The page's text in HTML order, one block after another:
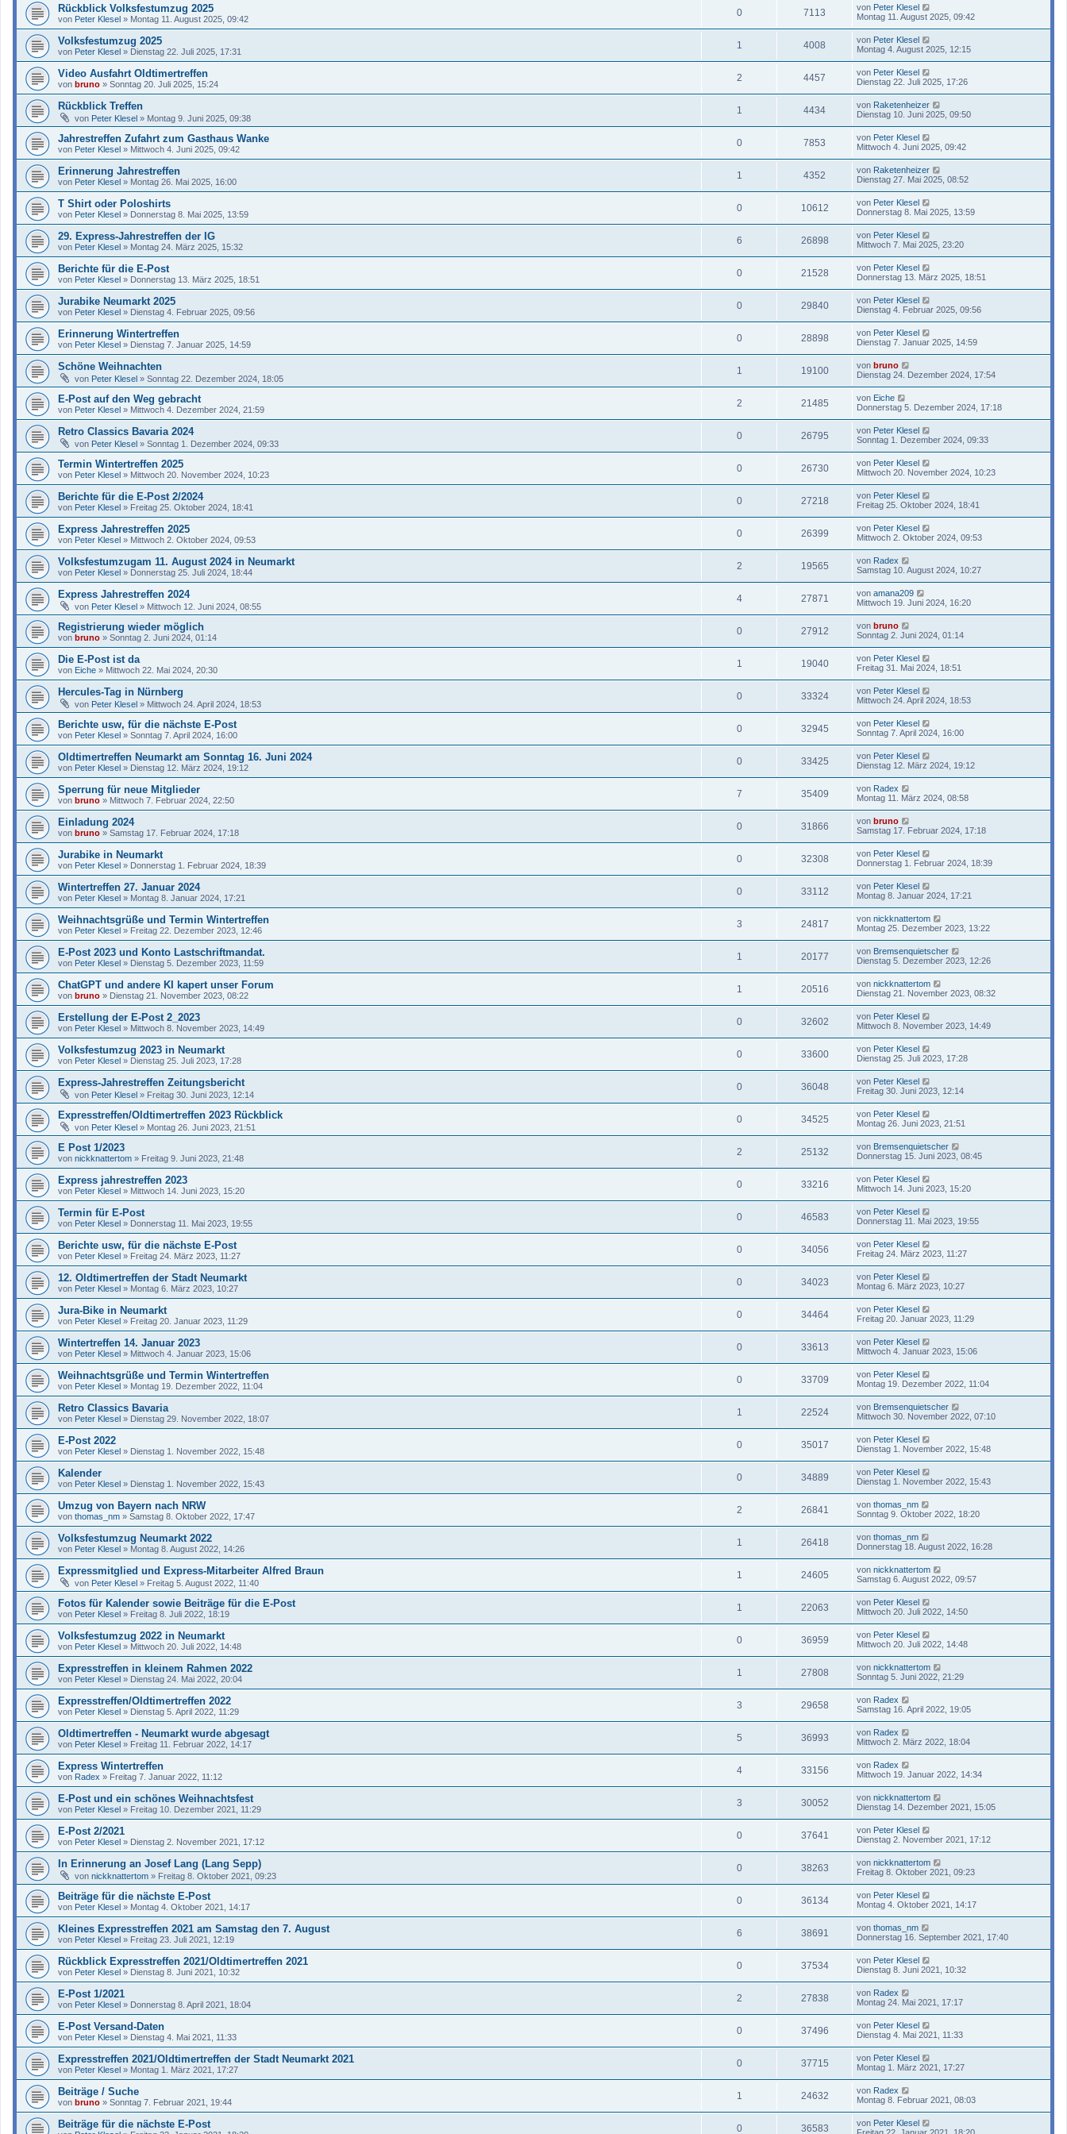
Rückblick Volksfestumzug 2025
von Peter Klesel » Montag 11. August 2025, 09:42
0 7113 von Peter Klesel
Montag 11. August 2025, 09:42
Volksfestumzug 2025
von Peter Klesel » Dienstag 22. Juli 2025, 17:31
1 4008 von Peter Klesel
Montag 4. August 2025, 12:15
Video Ausfahrt Oldtimertreffen
von bruno » Sonntag 20. Juli 2025, 15:24
2 4457 von Peter Klesel
Dienstag 22. Juli 2025, 17:26
Rückblick Treffen
von Peter Klesel » Montag 9. Juni 2025, 09:38
1 4434 von Raketenheizer
Dienstag 10. Juni 2025, 09:50
Jahrestreffen Zufahrt zum Gasthaus Wanke
von Peter Klesel » Mittwoch 4. Juni 2025, 09:42
0 7853 von Peter Klesel
Mittwoch 4. Juni 2025, 09:42
Erinnerung Jahrestreffen
von Peter Klesel » Montag 26. Mai 2025, 16:00
1 4352 von Raketenheizer
Dienstag 27. Mai 2025, 08:52
T Shirt oder Poloshirts
von Peter Klesel » Donnerstag 8. Mai 2025, 13:59
0 10612 von Peter Klesel
Donnerstag 8. Mai 2025, 13:59
29. Express-Jahrestreffen der IG
von Peter Klesel » Montag 24. März 2025, 15:32
6 26898 von Peter Klesel
Mittwoch 7. Mai 2025, 23:20
Berichte für die E-Post
von Peter Klesel » Donnerstag 13. März 2025, 18:51
0 21528 von Peter Klesel
Donnerstag 13. März 2025, 18:51
Jurabike Neumarkt 2025
von Peter Klesel » Dienstag 4. Februar 2025, 09:56
0 29840 von Peter Klesel
Dienstag 4. Februar 2025, 09:56
Erinnerung Wintertreffen
von Peter Klesel » Dienstag 7. Januar 2025, 14:59
0 28898 von Peter Klesel
Dienstag 7. Januar 2025, 14:59
Schöne Weihnachten
von Peter Klesel » Sonntag 22. Dezember 2024, 18:05
1 19100 von bruno
Dienstag 24. Dezember 2024, 17:54
E-Post auf den Weg gebracht
von Peter Klesel » Mittwoch 4. Dezember 2024, 21:59
2 21485 von Eiche
Donnerstag 5. Dezember 2024, 17:18
Retro Classics Bavaria 2024
von Peter Klesel » Sonntag 1. Dezember 2024, 09:33
0 26795 von Peter Klesel
Sonntag 1. Dezember 2024, 09:33
Termin Wintertreffen 2025
von Peter Klesel » Mittwoch 20. November 2024, 10:23
0 26730 von Peter Klesel
Mittwoch 20. November 2024, 10:23
Berichte für die E-Post 2/2024
von Peter Klesel » Freitag 25. Oktober 2024, 18:41
0 27218 von Peter Klesel
Freitag 25. Oktober 2024, 18:41
Express Jahrestreffen 2025
von Peter Klesel » Mittwoch 2. Oktober 2024, 09:53
0 26399 von Peter Klesel
Mittwoch 2. Oktober 2024, 09:53
Volksfestumzugam 11. August 2024 in Neumarkt
von Peter Klesel » Donnerstag 25. Juli 2024, 18:44
2 19565 von Radex
Samstag 10. August 2024, 10:27
Express Jahrestreffen 2024
von Peter Klesel » Mittwoch 12. Juni 2024, 08:55
4 27871 von amana209
Mittwoch 19. Juni 2024, 16:20
Registrierung wieder möglich
von bruno » Sonntag 2. Juni 2024, 01:14
0 27912 von bruno
Sonntag 2. Juni 2024, 01:14
Die E-Post ist da
von Eiche » Mittwoch 22. Mai 2024, 20:30
1 19040 von Peter Klesel
Freitag 31. Mai 2024, 18:51
Hercules-Tag in Nürnberg
von Peter Klesel » Mittwoch 24. April 2024, 18:53
0 33324 von Peter Klesel
Mittwoch 24. April 2024, 18:53
Berichte usw, für die nächste E-Post
von Peter Klesel » Sonntag 7. April 2024, 16:00
0 32945 von Peter Klesel
Sonntag 7. April 2024, 16:00
Oldtimertreffen Neumarkt am Sonntag 16. Juni 2024
von Peter Klesel » Dienstag 12. März 2024, 19:12
0 33425 von Peter Klesel
Dienstag 12. März 2024, 19:12
Sperrung für neue Mitglieder
von bruno » Mittwoch 7. Februar 2024, 22:50
7 35409 von Radex
Montag 11. März 2024, 08:58
Einladung 2024
von bruno » Samstag 17. Februar 2024, 17:18
0 31866 von bruno
Samstag 17. Februar 2024, 17:18
Jurabike in Neumarkt
von Peter Klesel » Donnerstag 1. Februar 2024, 18:39
0 32308 von Peter Klesel
Donnerstag 1. Februar 2024, 18:39
Wintertreffen 27. Januar 2024
von Peter Klesel » Montag 8. Januar 2024, 17:21
0 33112 von Peter Klesel
Montag 8. Januar 2024, 17:21
Weihnachtsgrüße und Termin Wintertreffen
von Peter Klesel » Freitag 22. Dezember 2023, 12:46
3 24817 von nickknattertom
Montag 25. Dezember 2023, 13:22
E-Post 2023 und Konto Lastschriftmandat.
von Peter Klesel » Dienstag 5. Dezember 2023, 11:59
1 20177 von Bremsenquietscher
Dienstag 5. Dezember 2023, 12:26
ChatGPT und andere KI kapert unser Forum
von bruno » Dienstag 21. November 2023, 08:22
1 20516 von nickknattertom
Dienstag 21. November 2023, 08:32
Erstellung der E-Post 2_2023
von Peter Klesel » Mittwoch 8. November 2023, 14:49
0 32602 von Peter Klesel
Mittwoch 8. November 2023, 14:49
Volksfestumzug 2023 in Neumarkt
von Peter Klesel » Dienstag 25. Juli 2023, 17:28
0 33600 von Peter Klesel
Dienstag 25. Juli 2023, 17:28
Express-Jahrestreffen Zeitungsbericht
von Peter Klesel » Freitag 30. Juni 2023, 12:14
0 36048 von Peter Klesel
Freitag 30. Juni 2023, 12:14
Expresstreffen/Oldtimertreffen 2023 Rückblick
von Peter Klesel » Montag 26. Juni 2023, 21:51
0 34525 von Peter Klesel
Montag 26. Juni 2023, 21:51
E Post 1/2023
von nickknattertom » Freitag 9. Juni 2023, 21:48
2 25132 von Bremsenquietscher
Donnerstag 15. Juni 2023, 08:45
Express jahrestreffen 2023
von Peter Klesel » Mittwoch 14. Juni 2023, 15:20
0 33216 von Peter Klesel
Mittwoch 14. Juni 2023, 15:20
Termin für E-Post
von Peter Klesel » Donnerstag 11. Mai 2023, 19:55
0 46583 von Peter Klesel
Donnerstag 11. Mai 2023, 19:55
Berichte usw, für die nächste E-Post
von Peter Klesel » Freitag 24. März 2023, 11:27
0 34056 von Peter Klesel
Freitag 24. März 2023, 11:27
12. Oldtimertreffen der Stadt Neumarkt
von Peter Klesel » Montag 6. März 2023, 10:27
0 34023 von Peter Klesel
Montag 6. März 2023, 10:27
Jura-Bike in Neumarkt
von Peter Klesel » Freitag 20. Januar 2023, 11:29
0 34464 von Peter Klesel
Freitag 20. Januar 2023, 11:29
Wintertreffen 14. Januar 2023
von Peter Klesel » Mittwoch 4. Januar 2023, 15:06
0 33613 von Peter Klesel
Mittwoch 4. Januar 2023, 15:06
Weihnachtsgrüße und Termin Wintertreffen
von Peter Klesel » Montag 19. Dezember 2022, 11:04
0 33709 von Peter Klesel
Montag 19. Dezember 2022, 11:04
Retro Classics Bavaria
von Peter Klesel » Dienstag 29. November 2022, 18:07
1 22524 von Bremsenquietscher
Mittwoch 30. November 2022, 07:10
E-Post 2022
von Peter Klesel » Dienstag 1. November 2022, 15:48
0 35017 von Peter Klesel
Dienstag 1. November 2022, 15:48
Kalender
von Peter Klesel » Dienstag 1. November 2022, 15:43
0 34889 von Peter Klesel
Dienstag 1. November 2022, 15:43
Umzug von Bayern nach NRW
von thomas_nm » Samstag 8. Oktober 2022, 17:47
2 26841 von thomas_nm
Sonntag 9. Oktober 2022, 18:20
Volksfestumzug Neumarkt 2022
von Peter Klesel » Montag 8. August 2022, 14:26
1 26418 von thomas_nm
Donnerstag 18. August 2022, 16:28
Expressmitglied und Express-Mitarbeiter Alfred Braun
von Peter Klesel » Freitag 5. August 2022, 11:40
1 24605 von nickknattertom
Samstag 6. August 2022, 09:57
Fotos für Kalender sowie Beiträge für die E-Post
von Peter Klesel » Freitag 8. Juli 2022, 18:19
1 22063 von Peter Klesel
Mittwoch 20. Juli 2022, 14:50
Volksfestumzug 2022 in Neumarkt
von Peter Klesel » Mittwoch 20. Juli 2022, 14:48
0 36959 von Peter Klesel
Mittwoch 20. Juli 2022, 14:48
Expresstreffen in kleinem Rahmen 2022
von Peter Klesel » Dienstag 24. Mai 2022, 20:04
1 27808 von nickknattertom
Sonntag 5. Juni 2022, 21:29
Expresstreffen/Oldtimertreffen 2022
von Peter Klesel » Dienstag 5. April 2022, 11:29
3 29658 von Radex
Samstag 16. April 2022, 19:05
Oldtimertreffen - Neumarkt wurde abgesagt
von Peter Klesel » Freitag 11. Februar 2022, 14:17
5 36993 von Radex
Mittwoch 2. März 2022, 18:04
Express Wintertreffen
von Radex » Freitag 7. Januar 2022, 11:12
4 33156 von Radex
Mittwoch 19. Januar 2022, 14:34
E-Post und ein schönes Weihnachtsfest
von Peter Klesel » Freitag 10. Dezember 2021, 11:29
3 30052 von nickknattertom
Dienstag 14. Dezember 2021, 15:05
E-Post 2/2021
von Peter Klesel » Dienstag 2. November 2021, 17:12
0 37641 von Peter Klesel
Dienstag 2. November 2021, 17:12
In Erinnerung an Josef Lang (Lang Sepp)
von nickknattertom » Freitag 8. Oktober 2021, 09:23
0 38263 von nickknattertom
Freitag 8. Oktober 2021, 09:23
Beiträge für die nächste E-Post
von Peter Klesel » Montag 4. Oktober 2021, 14:17
0 36134 von Peter Klesel
Montag 4. Oktober 2021, 14:17
Kleines Expresstreffen 2021 am Samstag den 7. August
von Peter Klesel » Freitag 23. Juli 2021, 12:19
6 38691 von thomas_nm
Donnerstag 16. September 2021, 17:40
Rückblick Expresstreffen 2021/Oldtimertreffen 2021
von Peter Klesel » Dienstag 8. Juni 2021, 10:32
0 37534 von Peter Klesel
Dienstag 8. Juni 2021, 10:32
E-Post 1/2021
von Peter Klesel » Donnerstag 8. April 2021, 18:04
2 27838 von Radex
Montag 24. Mai 2021, 17:17
E-Post Versand-Daten
von Peter Klesel » Dienstag 4. Mai 2021, 11:33
0 37496 von Peter Klesel
Dienstag 4. Mai 2021, 11:33
Expresstreffen 2021/Oldtimertreffen der Stadt Neumarkt 2021
von Peter Klesel » Montag 1. März 2021, 17:27
0 37715 von Peter Klesel
Montag 1. März 2021, 17:27
Beiträge / Suche
von bruno » Sonntag 7. Februar 2021, 19:44
1 24632 von Radex
Montag 8. Februar 2021, 08:03
Beiträge für die nächste E-Post 0 36583 von Peter Klesel
Freitag 22. Januar 2021, 18:20